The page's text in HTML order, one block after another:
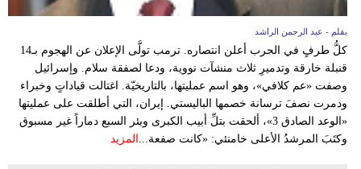
بقلم - عبد الرحمن الراشد
كلُّ طرفٍ في الحرب أعلن انتصاره. ترمب تولَّى الإعلان عن الهجوم بـ14
قنبلة خارقة وتدميرِ ثلاث منشآت نووية، ودعا لصفقة سلام. وإسرائيل
وصفت «عم كلافي»، وهو اسم عمليتها، بالتاريخيّة. اغتالت قياداتٍ وخبراء
ودمرت نصفَ ترسانة خصمها الباليستي. إيران، التي أطلقت على عمليتها
«الوعد الصادق 3»، ألحقت بتلِّ أبيب الكبرى وبئر السبع دماراً غير مسبوق
وكتَبَ المرشدُ الأعلى خامنئي: «كانت صفعة...
المزيد